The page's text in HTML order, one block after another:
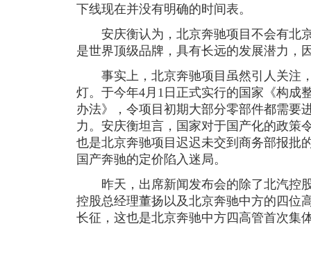
下线现在并没有明确的时间表。
安庆衡认为，北京奔驰项目不会有北京
是世界顶级品牌，具有长远的发展潜力，
事实上，北京奔驰项目虽然引人关注
灯。于今年4月1日正式实行的国家《构成
办法》，令项目初期大部分零部件都需要
力。安庆衡坦言，国家对于国产化的政策
也是北京奔驰项目迟迟未交到商务部报批
国产奔驰的定价陷入迷局。
昨天，出席新闻发布会的除了北汽控
控股总经理董扬以及北京奔驰中方的四位
长征，这也是北京奔驰中方四高管首次集